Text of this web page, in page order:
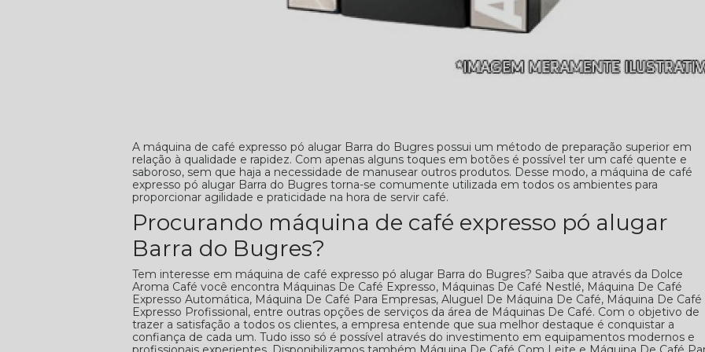
A máquina de café expresso pó alugar Barra do Bugres possui um método de preparação superior em
relação à qualidade e rapidez. Com apenas alguns toques em botões é possível ter um café quente e
saboroso, sem que haja a necessidade de manusear outros produtos. Desse modo, a máquina de café
expresso pó alugar Barra do Bugres torna-se comumente utilizada em todos os ambientes para
proporcionar agilidade e praticidade na hora de servir café.
Procurando máquina de café expresso pó alugar
Barra do Bugres?
Tem interesse em máquina de café expresso pó alugar Barra do Bugres? Saiba que através da Dolce
Aroma Café você encontra Máquinas De Café Expresso, Máquinas De Café Nestlé, Máquina De Café
Expresso Automática, Máquina De Café Para Empresas, Aluguel De Máquina De Café, Máquina De Café
Expresso Profissional, entre outras opções de serviços da área de Máquinas De Café. Com o objetivo de
trazer a satisfação a todos os clientes, a empresa entende que sua melhor destaque é conquistar a
confiança de cada um. Tudo isso só é possível através do investimento em equipamentos modernos e